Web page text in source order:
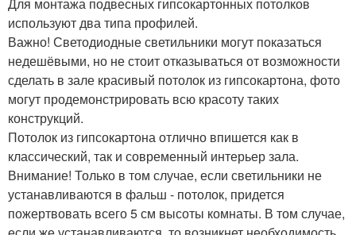
Для монтажа подвесных гипсокартонных потолков
используют два типа профилей.
Важно! Светодиодные светильники могут показаться
недешёвыми, но не стоит отказываться от возможности
сделать в зале красивый потолок из гипсокартона, фото
могут продемонстрировать всю красоту таких
конструкций.
Потолок из гипсокартона отлично впишется как в
классический, так и современный интерьер зала.
Внимание! Только в том случае, если светильники не
устанавливаются в фальш - потолок, придется
пожертвовать всего 5 см высоты комнаты. В том случае,